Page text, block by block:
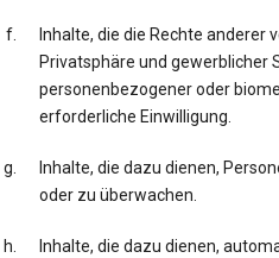
Inhalte, die die Rechte anderer
Privatsphäre und gewerblicher
personenbezogener oder
erforderliche Einwilligung.
Inhalte, die dazu dienen,
oder zu überwachen.
Inhalte, die dazu dienen,